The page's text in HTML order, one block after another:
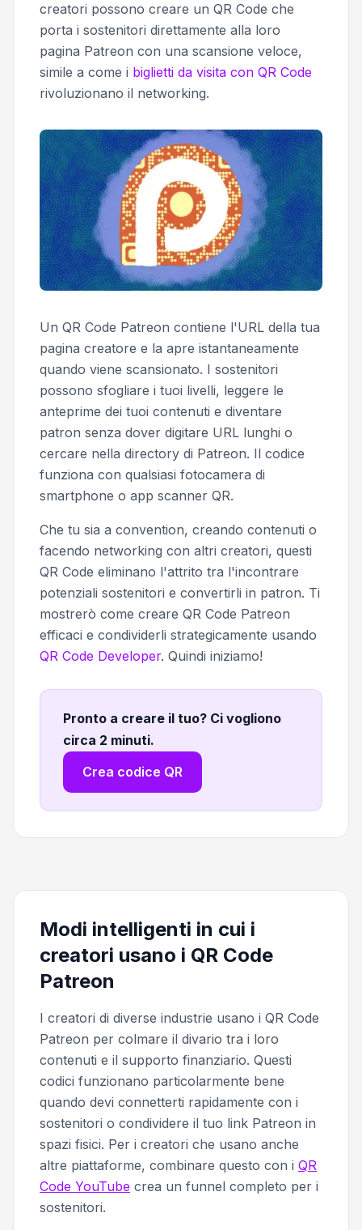
creatori possono creare un QR Code che
porta i sostenitori direttamente alla loro
pagina Patreon con una scansione veloce,
simile a come i biglietti da visita con QR Code
rivoluzionano il networking.
Un QR Code Patreon contiene l'URL della tua
pagina creatore e la apre istantaneamente
quando viene scansionato. I sostenitori
possono sfogliare i tuoi livelli, leggere le
anteprime dei tuoi contenuti e diventare
patron senza dover digitare URL lunghi o
cercare nella directory di Patreon. Il codice
funziona con qualsiasi fotocamera di
smartphone o app scanner QR.
Che tu sia a convention, creando contenuti o
facendo networking con altri creatori, questi
QR Code eliminano l'attrito tra l'incontrare
potenziali sostenitori e convertirli in patron. Ti
mostrerò come creare QR Code Patreon
efficaci e condividerli strategicamente usando
QR Code Developer. Quindi iniziamo!
Pronto a creare il tuo? Ci vogliono
circa 2 minuti.
Crea codice QR
Modi intelligenti in cui i
creatori usano i QR Code
Patreon
I creatori di diverse industrie usano i QR Code
Patreon per colmare il divario tra i loro
contenuti e il supporto finanziario. Questi
codici funzionano particolarmente bene
quando devi connetterti rapidamente con i
sostenitori o condividere il tuo link Patreon in
spazi fisici. Per i creatori che usano anche
altre piattaforme, combinare questo con i QR
Code YouTube crea un funnel completo per i
sostenitori.